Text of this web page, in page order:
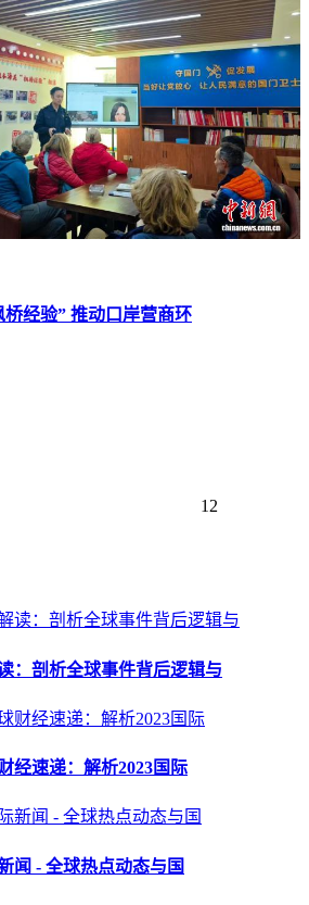
经验” 推动口岸营商环
12
：剖析全球事件背后逻辑与
经速递：解析2023国际
闻 - 全球热点动态与国